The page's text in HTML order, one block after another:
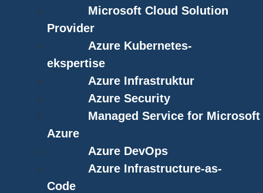
Microsoft Cloud Solution
Provider
Azure Kubernetes-
ekspertise
Azure Infrastruktur
Azure Security
Managed Service for Microsoft
Azure
Azure DevOps
Azure Infrastructure-as-
Code